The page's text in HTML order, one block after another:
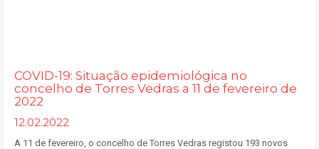
COVID-19: Situação epidemiológica no
concelho de Torres Vedras a 11 de fevereiro de
2022
12.02.2022
A 11 de fevereiro, o concelho de Torres Vedras registou 193 novos